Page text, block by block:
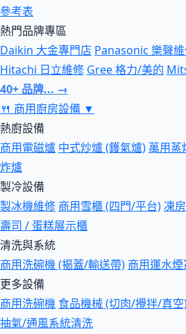
參考表
熱門品牌專區
Daikin 大金專門店 Panasonic 樂聲
Hitachi 日立維修 Gree 格力/美的
40+ 品牌... →
🍴 商用廚房設備 ▼
熱廚設備
商用電磁爐 中式炒爐 (鑊氣爐) 萬用
炸爐
製冷設備
製冰機維修 商用雪櫃 (四門/平台)凍
壽司 / 蛋糕展示櫃
清洗與系統
商用洗碗機 (揭蓋/輸送帶) 商用運水煙
更多設備
商用洗碗機 食品機械 (切肉/攪拌/真
抽氣/通風系統清洗